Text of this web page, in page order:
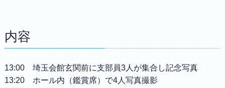
内容
13:00 埼玉会館玄関前に支部員3人が集合し記念写真
13:20 ホール内（鑑賞席）で4人写真撮影